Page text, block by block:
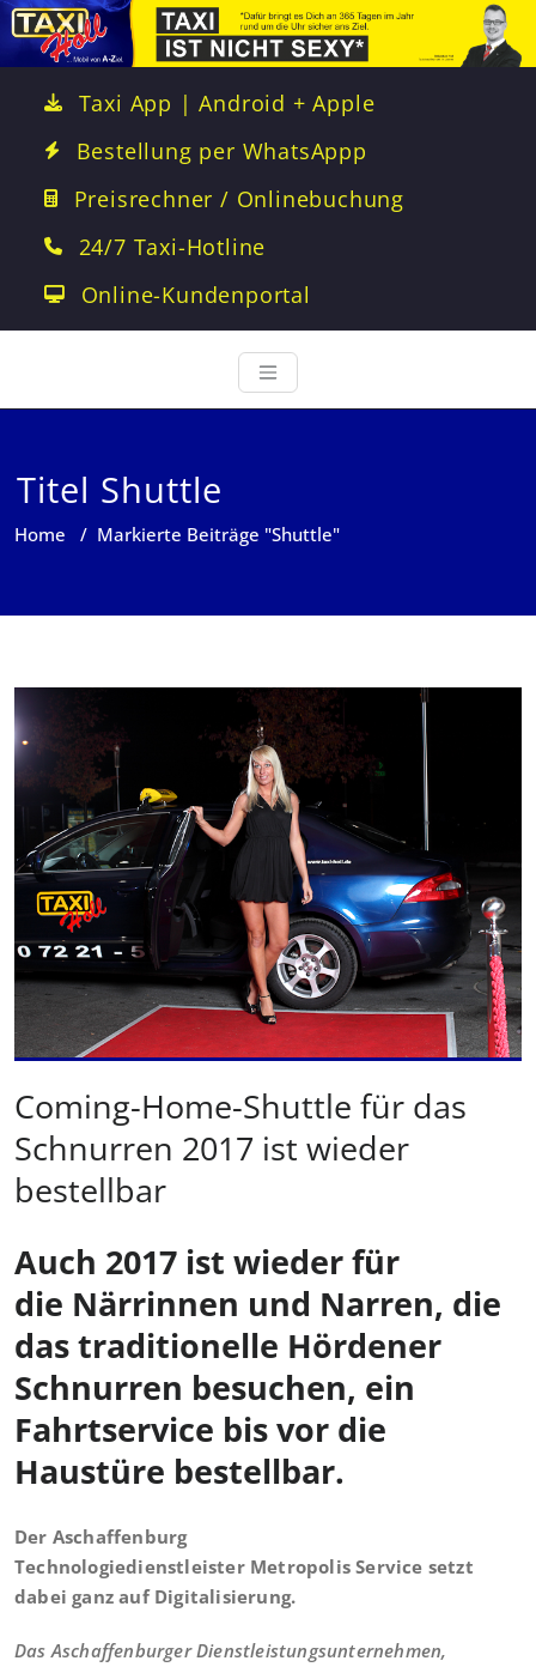
Taxi App | Android + Apple
Bestellung per WhatsAppp
Preisrechner / Onlinebuchung
24/7 Taxi-Hotline
Online-Kundenportal
Titel Shuttle
Home / Markierte Beiträge "Shuttle"
Coming-Home-Shuttle für das
Schnurren 2017 ist wieder
bestellbar
Auch 2017 ist wieder für
die Närrinnen und Narren, die
das traditionelle Hördener
Schnurren besuchen, ein
Fahrtservice bis vor die
Haustüre bestellbar.
Der Aschaffenburg
Technologiedienstleister Metropolis Service setzt
dabei ganz auf Digitalisierung.
Das Aschaffenburger Dienstleistungsunternehmen,